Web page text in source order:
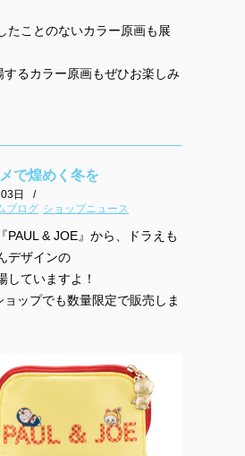
たことのないカラー原画も展
るカラー原画もぜひお楽しみ
で煌めく冬を
日
/
ブログ ショップニュース
PAUL & JOE』から、ドラえも
デザインの
していますよ！
ップでも数量限定で販売しま